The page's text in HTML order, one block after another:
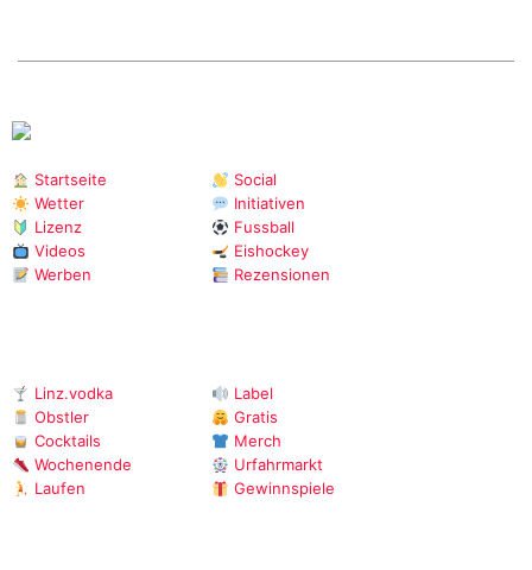
Startseite
Wetter
Lizenz
Videos
Werben
Social
Initiativen
Fussball
Eishockey
Rezensionen
Linz.vodka
Obstler
Cocktails
Wochenende
Laufen
Label
Gratis
Merch
Urfahrmarkt
Gewinnspiele